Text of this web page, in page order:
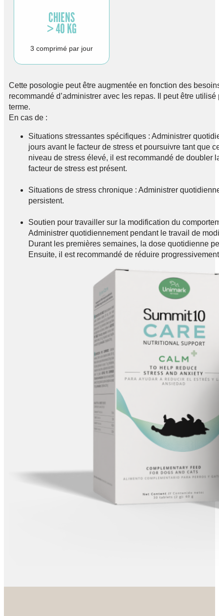
CHIENS
> 40 KG
3 comprimé par jour
Cette posologie peut être augmentée en fonction des
recommandé d’administrer avec les repas. Il peut être
terme.
En cas de :
Situations stressantes spécifiques : Administrer
jours avant le facteur de stress et poursuivre tant que
niveau de stress élevé, il est recommandé de doubler
facteur de stress est présent.
Situations de stress chronique : Administrer
persistent.
Soutien pour travailler sur la modification du
Administrer quotidiennement pendant le travail de
Durant les premières semaines, la dose quotidienne
Ensuite, il est recommandé de réduire